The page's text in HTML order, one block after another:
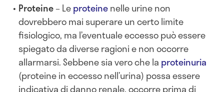
Proteine– Leproteinenelle urine non
dovrebbero mai superare un certo limite
fisiologico, ma l’eventuale eccesso può essere
spiegato da diverse ragioni e non occorre
allarmarsi. Sebbene sia vero che la proteinuria
(proteine in eccesso nell’urina) possa essere
indicativa di danno renale, occorre prima di